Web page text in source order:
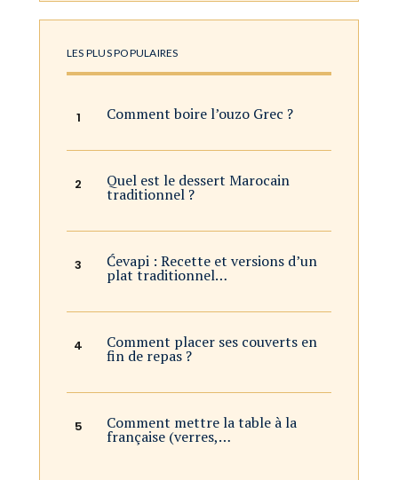
LES PLUS POPULAIRES
Comment boire l’ouzo Grec ?
Quel est le dessert Marocain
traditionnel ?
Ćevapi : Recette et versions d’un
plat traditionnel…
Comment placer ses couverts en
fin de repas ?
Comment mettre la table à la
française (verres,…